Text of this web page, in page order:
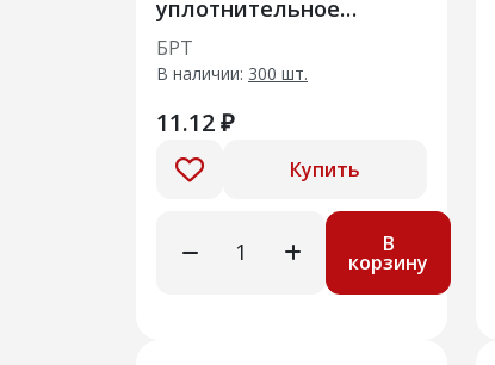
уплотнительное
колпака ступицы
колеса
БРТ
В наличии: 300 шт.
11.12 ₽
Купить
В
корзину